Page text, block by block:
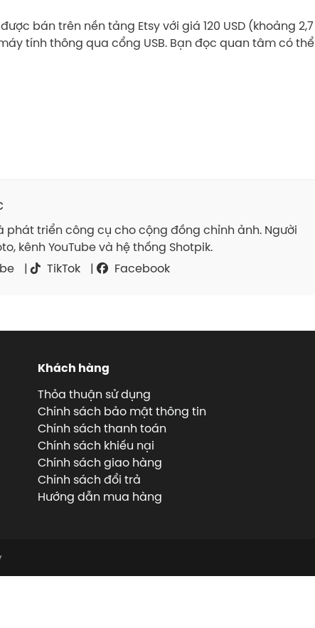
bán trên nền tảng Etsy với giá 120 USD (khoảng 2,7
tính thông qua cổng USB. Bạn đọc quan tâm có thể
phát triển công cụ cho cộng đồng chỉnh ảnh. Người
kênh YouTube và hệ thống Shotpik.
| TikTok | Facebook
Khách hàng
Thỏa thuận sử dụng
Chính sách bảo mật thông tin
Chính sách thanh toán
Chính sách khiếu nại
Chính sách giao hàng
Chính sách đổi trả
Hướng dẫn mua hàng